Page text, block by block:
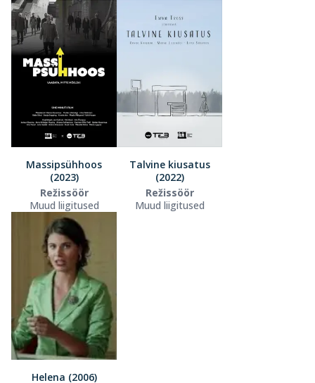
Massipsühhoos
(2023)
Režissöör
Muud liigitused
Talvine kiusatus
(2022)
Režissöör
Muud liigitused
Helena (2006)